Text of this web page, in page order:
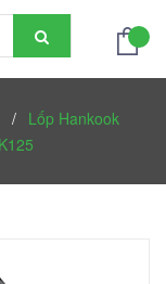
/ Lốp Hankook